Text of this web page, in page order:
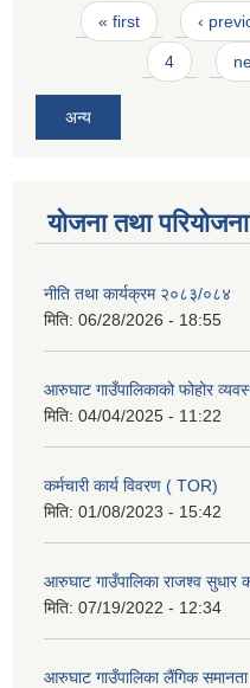
Pages
« first ‹
4
अन्य
योजना तथा परियोजना
नीति तथा कार्यक्रम २०८३/०८४
मिति: 06/28/2026 - 18:55
आरुघाट गाउँपालिकाको फोहोर
मिति: 04/04/2025 - 11:22
कर्मचारी कार्य विवरण ( TOR)
मिति: 01/08/2023 - 15:42
आरुघाट गाउँपालिका राजश्व सुधार
मिति: 07/19/2022 - 12:34
आरुघाट गाउँपालिका लैंगिक